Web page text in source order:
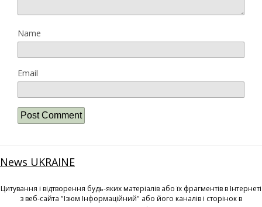
Name
Email
News UKRAINE
Цитування і відтворення будь-яких матеріалів або їх фрагментів в Інтернеті
з веб-сайта "Ізюм Інформаційний" або його каналів і сторінок в